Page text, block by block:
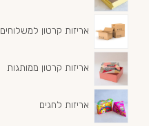
אריזות קרטון למשלוחים
אריזות קרטון ממותגות
אריזות לחגים